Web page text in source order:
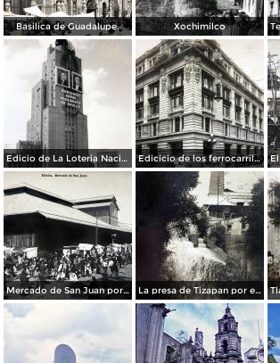
Basilica de Guadalupe. Xochimilco
Edicio de La Loteria Nacional Ciudad de México Abril de 1964 Edicicio de los ferrocarriles.
Mercado de San Juan por el fotografo Felix Miret La presa de Tizapan por el fotografo Fernando Kososky. ( Circulada el 22 de Diembre de 1910 ).